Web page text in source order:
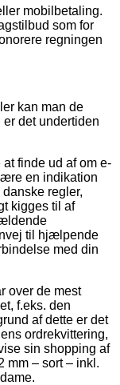
mobilbetaling.
som for
regningen
kan man de
det undertiden
finde ud af om e-
en indikation
regler,
kigges til af
til hjælpende
med din
over de mest
f.eks. den
af dette er det
ordrekvittering,
sin shopping af
mm – sort – inkl.